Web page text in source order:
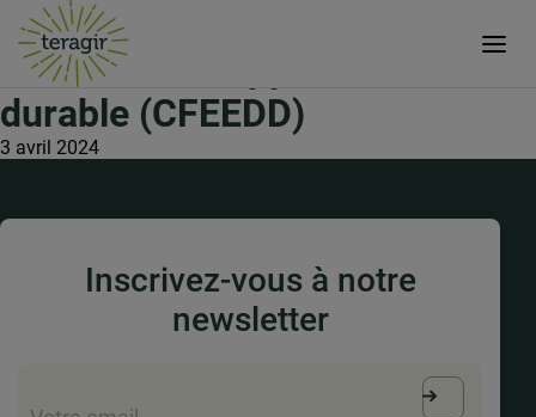
l’éducation à l’environnement
vers un développement
durable (CFEEDD)
3 avril 2024
Inscrivez-vous à notre
newsletter